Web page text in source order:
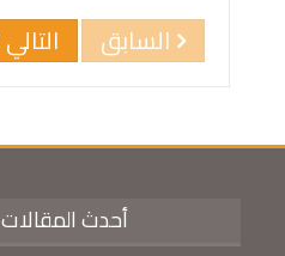
السابق التالي
أحدث المقالات